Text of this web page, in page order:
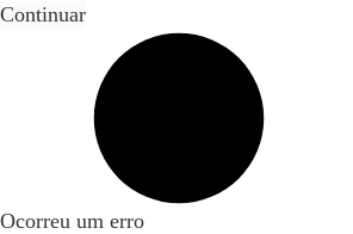
Continuar
Ocorreu um erro